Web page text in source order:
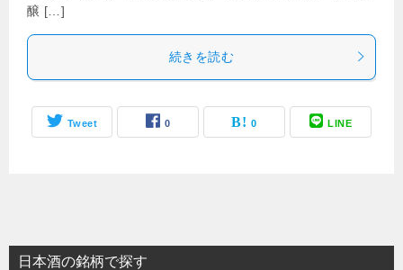
醸 […]
続きを読む
Tweet 0 0 LINE
日本酒の銘柄で探す